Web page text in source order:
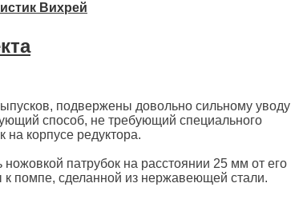
Вихрей
подвержены довольно сильному уводу
способ, не требующий специального
на корпусе редуктора.
патрубок на расстоянии 25 мм от его
к помпе, сделанной из нержавеющей стали.